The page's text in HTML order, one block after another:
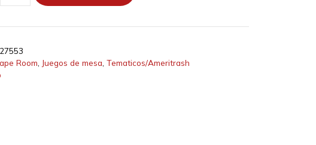
Room Juegos de mesa Tematicos/Ameritrash